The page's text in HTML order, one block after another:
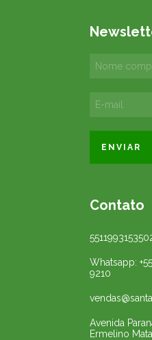
Contato
Whatsapp:
9210
Avenida
Ermelino